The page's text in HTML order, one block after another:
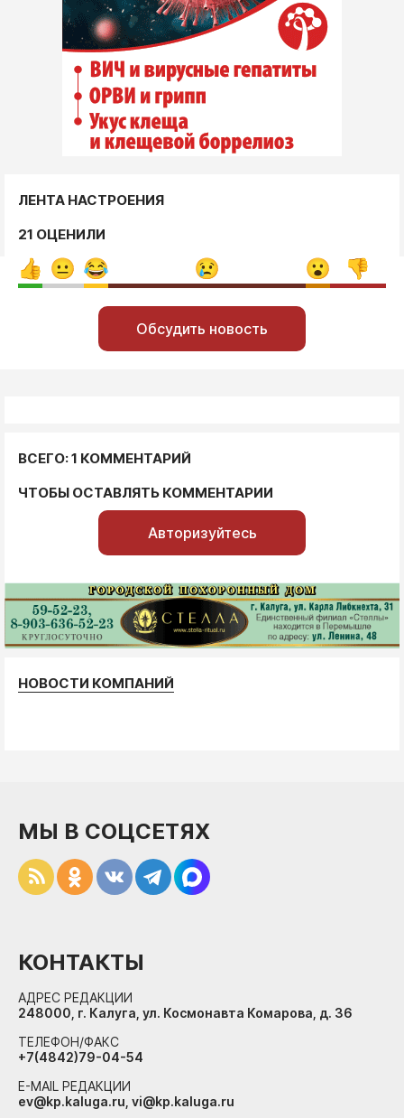
ЛЕНТА НАСТРОЕНИЯ
21 ОЦЕНИЛИ
Обсудить новость
ВСЕГО: 1 КОММЕНТАРИЙ
ЧТОБЫ ОСТАВЛЯТЬ КОММЕНТАРИИ
Авторизуйтесь
НОВОСТИ КОМПАНИЙ
МЫ В СОЦСЕТЯХ
КОНТАКТЫ
АДРЕС РЕДАКЦИИ
248000, г. Калуга, ул. Космонавта Комарова, д. 36
ТЕЛЕФОН/ФАКС
+7(4842)79-04-54
E-MAIL РЕДАКЦИИ
ev@kp.kaluga.ru, vi@kp.kaluga.ru